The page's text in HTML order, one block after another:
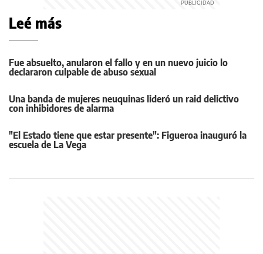
Leé más
Fue absuelto, anularon el fallo y en un nuevo juicio lo
declararon culpable de abuso sexual
Una banda de mujeres neuquinas lideró un raid delictivo
con inhibidores de alarma
"El Estado tiene que estar presente": Figueroa inauguró la
escuela de La Vega